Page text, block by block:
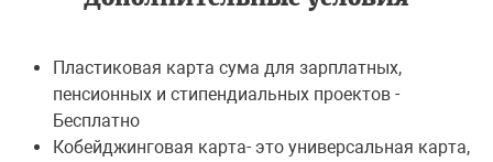
Пластиковая карта сума для зарплатных,
пенсионных и стипендиальных проектов -
Бесплатно
Кобейджинговая карта- это универсальная карта,